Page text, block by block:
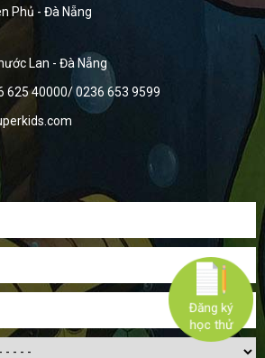
Đăng ký
học thử
Phủ - Đà Nẵng
Lan - Đà Nẵng
625 40000/ 0236 653 9599